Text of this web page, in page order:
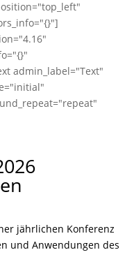
admin_label="Text"
jährlichen Konferenz
und Anwendungen des